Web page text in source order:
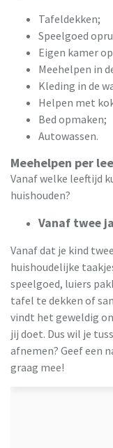
Tafeldekken;
Speelgoed
Eigen kamer
Meehelpen in
Kleding in de
Helpen met
Bed opmaken;
Autowassen.
Meehelpen per
Vanaf welke leeftijd
huishouden?
Vanaf twee
Vanaf dat je kind
huishoudelijke
speelgoed, luiers
tafel te dekken of
vindt het geweldig
jij doet. Dus wil je
afnemen? Geef een
graag mee!